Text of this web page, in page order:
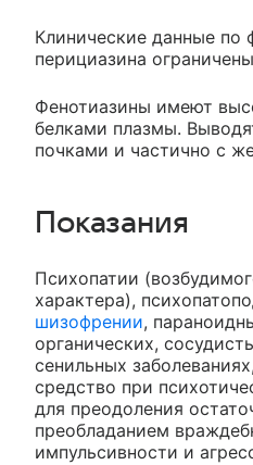
Клинические данные по
перициазина
Фенотиазины имеют
белками плазмы.
почками и частично с
Показания
Психопатии
характера),
шизофрении,
органических,
сенильных
средство при
для преодоления
преобладанием
импульсивности и